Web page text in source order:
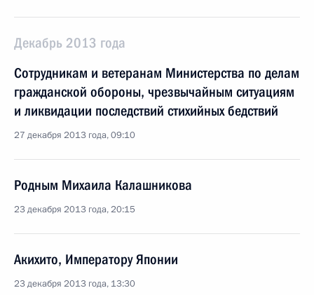
Декабрь 2013 года
Сотрудникам и ветеранам Министерства по делам
гражданской обороны, чрезвычайным ситуациям
и ликвидации последствий стихийных бедствий
27 декабря 2013 года, 09:10
Родным Михаила Калашникова
23 декабря 2013 года, 20:15
Акихито, Императору Японии
23 декабря 2013 года, 13:30